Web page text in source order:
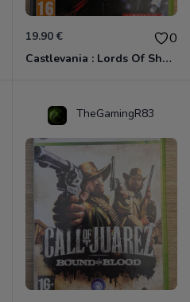
19.90 € 0
Castlevania : Lords Of Shadow Xbox 360
TheGamingR83